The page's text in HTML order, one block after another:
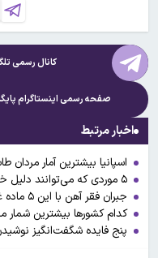
کانال رسمی
صفحه رسمی اینستاگرام
اخبار مرتبط
اسپانیا بیشترین آمار مردان
۵ موردی که می‌توانند دلیل خستگی شما باشند
جبران فقر آهن با این ۵ ماده غذایی
کدام کشورها بیشترین شمار
پنج فایده شگفت‌انگیز